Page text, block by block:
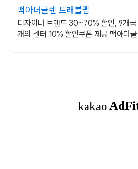
맥아더글렌 트래블맵
디자이너 브랜드 30~70% 할인, 9개
개의 센터 10% 할인쿠폰 제공 맥아더